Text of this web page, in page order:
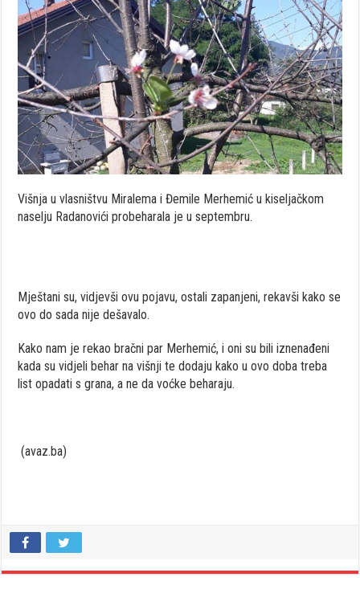
Višnja u vlasništvu Miralema i Đemile Merhemić u kiseljačkom
naselju Radanovići probeharala je u septembru.
Mještani su, vidjevši ovu pojavu, ostali zapanjeni, rekavši kako se
ovo do sada nije dešavalo.
Kako nam je rekao bračni par Merhemić, i oni su bili iznenađeni
kada su vidjeli behar na višnji te dodaju kako u ovo doba treba
list opadati s grana, a ne da voćke beharaju.
(avaz.ba)